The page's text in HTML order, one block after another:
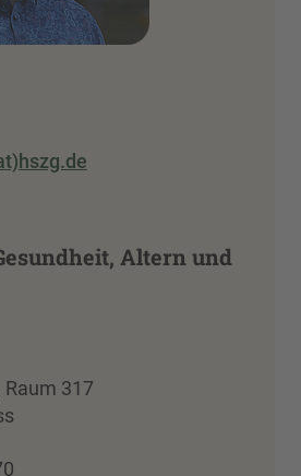
Altern und
Raum 317